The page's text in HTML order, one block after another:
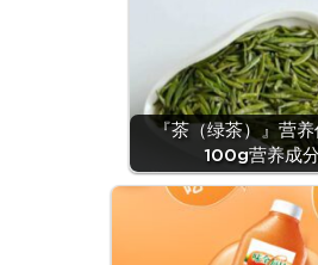
『茶（绿茶）』营
100g营养成